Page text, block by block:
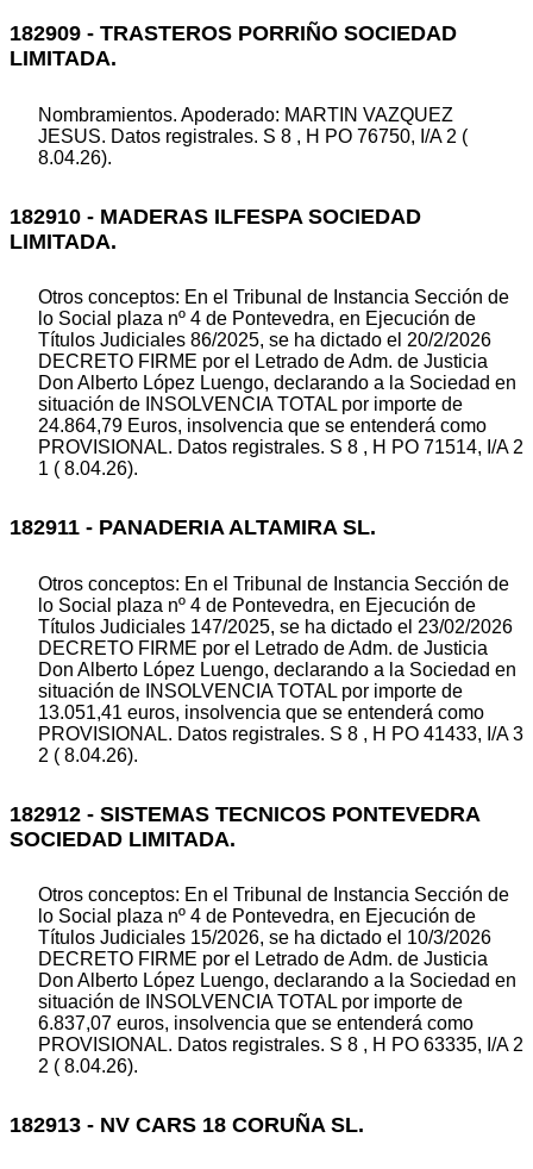
182909 - TRASTEROS PORRIÑO SOCIEDAD
LIMITADA.
Nombramientos. Apoderado: MARTIN VAZQUEZ
JESUS. Datos registrales. S 8 , H PO 76750, I/A 2 (
8.04.26).
182910 - MADERAS ILFESPA SOCIEDAD
LIMITADA.
Otros conceptos: En el Tribunal de Instancia Sección de
lo Social plaza nº 4 de Pontevedra, en Ejecución de
Títulos Judiciales 86/2025, se ha dictado el 20/2/2026
DECRETO FIRME por el Letrado de Adm. de Justicia
Don Alberto López Luengo, declarando a la Sociedad en
situación de INSOLVENCIA TOTAL por importe de
24.864,79 Euros, insolvencia que se entenderá como
PROVISIONAL. Datos registrales. S 8 , H PO 71514, I/A 2
1 ( 8.04.26).
182911 - PANADERIA ALTAMIRA SL.
Otros conceptos: En el Tribunal de Instancia Sección de
lo Social plaza nº 4 de Pontevedra, en Ejecución de
Títulos Judiciales 147/2025, se ha dictado el 23/02/2026
DECRETO FIRME por el Letrado de Adm. de Justicia
Don Alberto López Luengo, declarando a la Sociedad en
situación de INSOLVENCIA TOTAL por importe de
13.051,41 euros, insolvencia que se entenderá como
PROVISIONAL. Datos registrales. S 8 , H PO 41433, I/A 3
2 ( 8.04.26).
182912 - SISTEMAS TECNICOS PONTEVEDRA
SOCIEDAD LIMITADA.
Otros conceptos: En el Tribunal de Instancia Sección de
lo Social plaza nº 4 de Pontevedra, en Ejecución de
Títulos Judiciales 15/2026, se ha dictado el 10/3/2026
DECRETO FIRME por el Letrado de Adm. de Justicia
Don Alberto López Luengo, declarando a la Sociedad en
situación de INSOLVENCIA TOTAL por importe de
6.837,07 euros, insolvencia que se entenderá como
PROVISIONAL. Datos registrales. S 8 , H PO 63335, I/A 2
2 ( 8.04.26).
182913 - NV CARS 18 CORUÑA SL.